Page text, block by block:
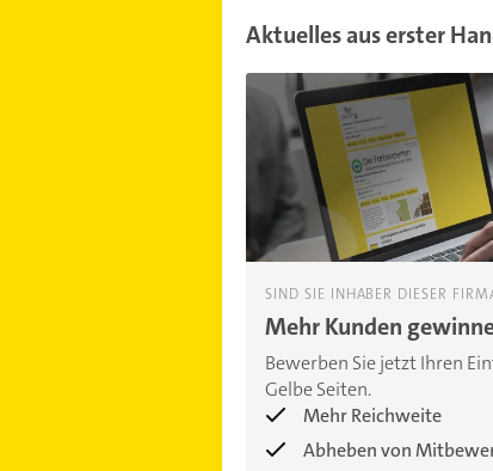
Aktuelles aus erster
SIND SIE INHABER DIESER
Mehr Kunden
Bewerben Sie jetzt Ihren
Gelbe Seiten.
Mehr Reichweite
Abheben von